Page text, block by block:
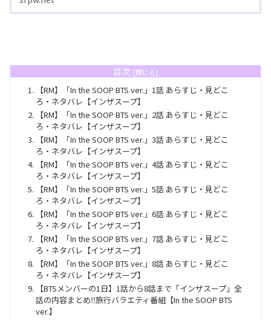
目次
【RM】「In the SOOP BTS ver.」1話 あらすじ・見どこ
ろ・ネタバレ【インザスープ】
【RM】「In the SOOP BTS ver.」2話 あらすじ・見どこ
ろ・ネタバレ【インザスープ】
【RM】「In the SOOP BTS ver.」3話 あらすじ・見どこ
ろ・ネタバレ【インザスープ】
【RM】「In the SOOP BTS ver.」4話 あらすじ・見どこ
ろ・ネタバレ【インザスープ】
【RM】「In the SOOP BTS ver.」5話 あらすじ・見どこ
ろ・ネタバレ【インザスープ】
【RM】「In the SOOP BTS ver.」6話 あらすじ・見どこ
ろ・ネタバレ【インザスープ】
【RM】「In the SOOP BTS ver.」7話 あらすじ・見どこ
ろ・ネタバレ【インザスープ】
【RM】「In the SOOP BTS ver.」8話 あらすじ・見どこ
ろ・ネタバレ【インザスープ】
【BTSメンバーの1日】1話から8話まで「インザスープ」全
話の内容まとめ‼旅行バラエティ番組【In the SOOP BTS
ver.】